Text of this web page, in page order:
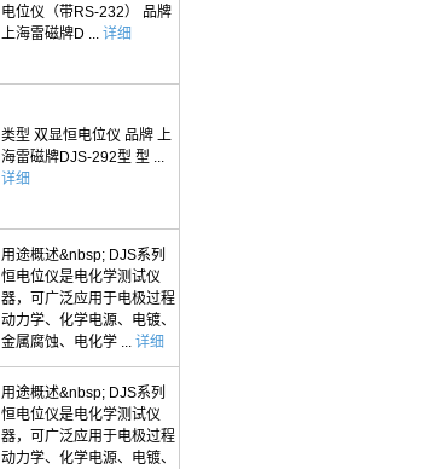
电位仪（带RS-232） 品牌
上海雷磁牌D ... 详细
类型 双显恒电位仪 品牌 上
海雷磁牌DJS-292型 型 ...
详细
用途概述&nbsp; DJS系列
恒电位仪是电化学测试仪
器，可广泛应用于电极过程
动力学、化学电源、电镀、
金属腐蚀、电化学 ... 详细
用途概述&nbsp; DJS系列
恒电位仪是电化学测试仪
器，可广泛应用于电极过程
动力学、化学电源、电镀、